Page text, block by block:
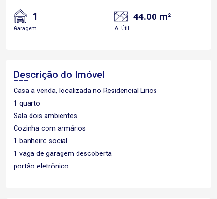
1
Garagem
44.00 m²
A. Útil
Descrição do Imóvel
Casa a venda, localizada no Residencial Lirios
1 quarto
Sala dois ambientes
Cozinha com armários
1 banheiro social
1 vaga de garagem descoberta
portão eletrônico